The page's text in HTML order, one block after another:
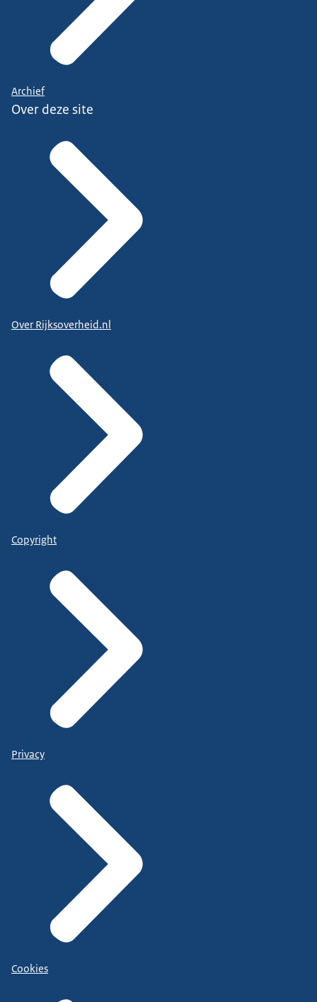
Archief
Over deze site
Over Rijksoverheid.nl
Copyright
Privacy
Cookies